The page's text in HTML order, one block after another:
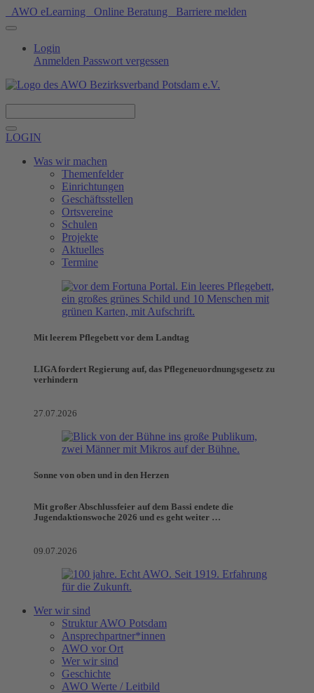
AWO eLearning Online Beratung Barriere melden
Login
Anmelden Passwort vergessen
LOGIN
Was wir machen
Themenfelder
Einrichtungen
Geschäftsstellen
Ortsvereine
Schulen
Projekte
Aktuelles
Termine
Mit leerem Pflegebett vor dem Landtag
LIGA fordert Regierung auf, das Pflegeneuordnungsgesetz zu
verhindern
27.07.2026
Sonne von oben und in den Herzen
Mit großer Abschlussfeier auf dem Bassi endete die
Jugendaktionswoche 2026 und es geht weiter …
09.07.2026
Wer wir sind
Struktur AWO Potsdam
Ansprechpartner*innen
AWO vor Ort
Wer wir sind
Geschichte
AWO Werte / Leitbild